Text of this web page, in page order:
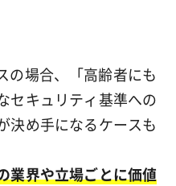
の場合、「高齢者にも
セキュリティ基準への
決め手になるケースも
業界や立場ごとに価値